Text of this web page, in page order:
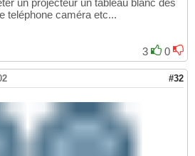
teléphone caméra etc...
3
0
#32